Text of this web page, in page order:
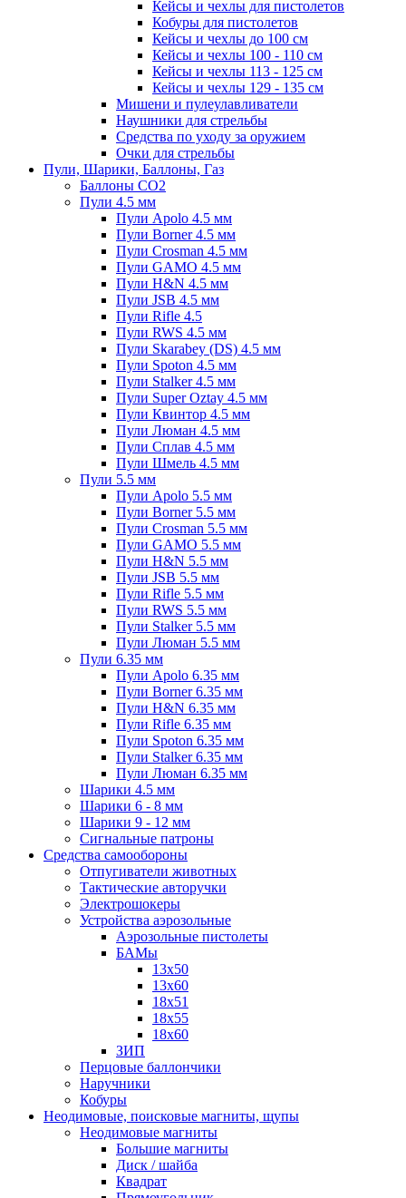
Кейсы и чехлы для пистолетов
Кобуры для пистолетов
Кейсы и чехлы до 100 см
Кейсы и чехлы 100 - 110 см
Кейсы и чехлы 113 - 125 см
Кейсы и чехлы 129 - 135 см
Мишени и пулеулавливатели
Наушники для стрельбы
Средства по уходу за оружием
Очки для стрельбы
Пули, Шарики, Баллоны, Газ
Баллоны CO2
Пули 4.5 мм
Пули Apolo 4.5 мм
Пули Borner 4.5 мм
Пули Crosman 4.5 мм
Пули GAMO 4.5 мм
Пули H&N 4.5 мм
Пули JSB 4.5 мм
Пули Rifle 4.5
Пули RWS 4.5 мм
Пули Skarabey (DS) 4.5 мм
Пули Spoton 4.5 мм
Пули Stalker 4.5 мм
Пули Super Oztay 4.5 мм
Пули Квинтор 4.5 мм
Пули Люман 4.5 мм
Пули Сплав 4.5 мм
Пули Шмель 4.5 мм
Пули 5.5 мм
Пули Apolo 5.5 мм
Пули Borner 5.5 мм
Пули Crosman 5.5 мм
Пули GAMO 5.5 мм
Пули H&N 5.5 мм
Пули JSB 5.5 мм
Пули Rifle 5.5 мм
Пули RWS 5.5 мм
Пули Stalker 5.5 мм
Пули Люман 5.5 мм
Пули 6.35 мм
Пули Apolo 6.35 мм
Пули Borner 6.35 мм
Пули H&N 6.35 мм
Пули Rifle 6.35 мм
Пули Spoton 6.35 мм
Пули Stalker 6.35 мм
Пули Люман 6.35 мм
Шарики 4.5 мм
Шарики 6 - 8 мм
Шарики 9 - 12 мм
Сигнальные патроны
Средства самообороны
Отпугиватели животных
Тактические авторучки
Электрошокеры
Устройства аэрозольные
Аэрозольные пистолеты
БАМы
13х50
13х60
18х51
18х55
18х60
ЗИП
Перцовые баллончики
Наручники
Кобуры
Неодимовые, поисковые магниты, щупы
Неодимовые магниты
Большие магниты
Диск / шайба
Квадрат